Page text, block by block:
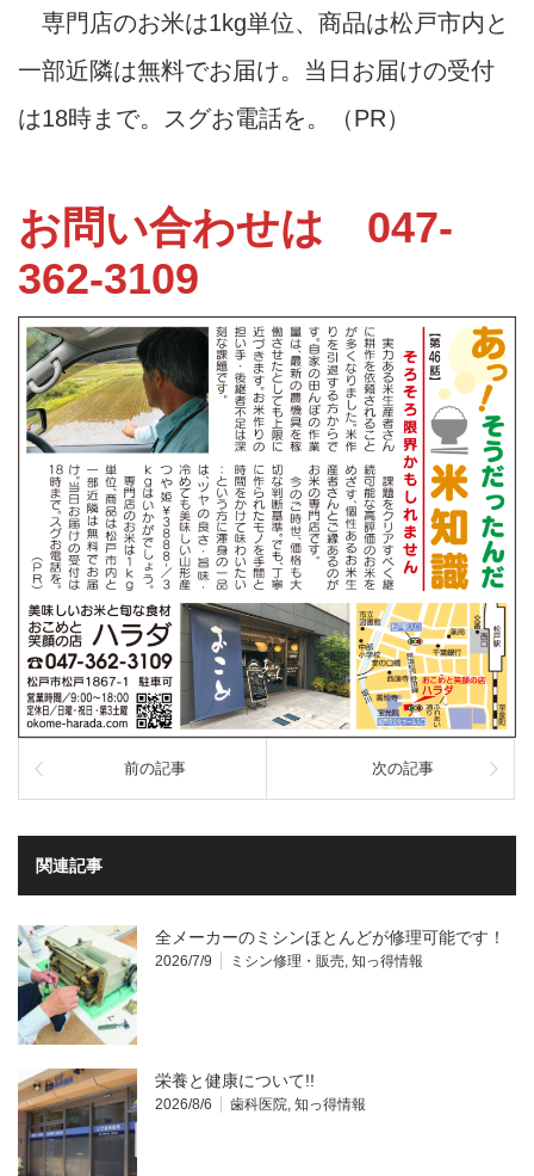
専門店のお米は1kg単位、商品は松戸市内と
一部近隣は無料でお届け。当日お届けの受付
は18時まで。スグお電話を。（PR）
お問い合わせは 047-
362-3109
前の記事 次の記事
関連記事
全メーカーのミシンほとんどが修理可能です！
2026/7/9 ミシン修理・販売, 知っ得情報
栄養と健康について!!
2026/8/6 歯科医院, 知っ得情報